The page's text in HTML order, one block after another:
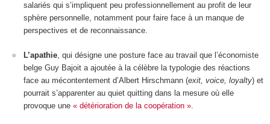
salariés qui s’impliquent peu professionnellement au profit de leur
sphère personnelle, notamment pour faire face à un manque de
perspectives et de reconnaissance.
L’apathie , qui désigne une posture face au travail que l’économiste
belge Guy Bajoit a ajoutée à la célèbre la typologie des réactions
face au mécontentement d’Albert Hirschmann (exit, voice, loyalty) et
pourrait s’apparenter au quiet quitting dans la mesure où elle
provoque une « détérioration de la coopération »